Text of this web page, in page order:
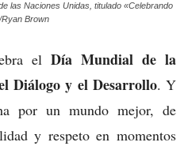
las Naciones Unidas, titulado «Celebrando
Brown
el Día Mundial de la
Diálogo y el Desarrollo. Y
por un mundo mejor, de
y respeto en momentos